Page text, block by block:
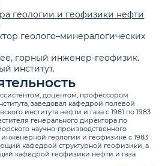
геологии и геофизики нефти
геолого–минералогических
горный инженер-геофизик.
институт.
доцентом, профессором
заведовал кафедрой полевой
института нефти и газа с 1981 по 1983
генерального директора по
научно-производственного
геологии и геофизике с 1983
кафедрой структурной геофизики, а
кафедрой геофизики нефти и газа